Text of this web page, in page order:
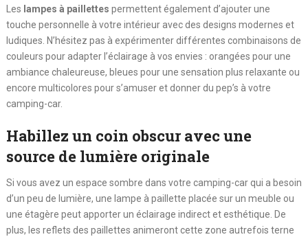
Les lampes à paillettes permettent également d’ajouter une
touche personnelle à votre intérieur avec des designs modernes et
ludiques. N’hésitez pas à expérimenter différentes combinaisons de
couleurs pour adapter l’éclairage à vos envies : orangées pour une
ambiance chaleureuse, bleues pour une sensation plus relaxante ou
encore multicolores pour s’amuser et donner du pep’s à votre
camping-car.
Habillez un coin obscur avec une
source de lumière originale
Si vous avez un espace sombre dans votre camping-car qui a besoin
d’un peu de lumière, une lampe à paillette placée sur un meuble ou
une étagère peut apporter un éclairage indirect et esthétique. De
plus, les reflets des paillettes animeront cette zone autrefois terne